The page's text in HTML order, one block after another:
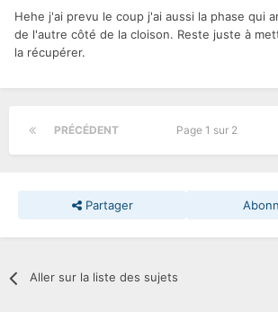
Hehe j'ai prevu le coup j'ai aussi la phase qui
de l'autre côté de la cloison. Reste juste à
la récupérer.
PRÉCÉDENT Page 1 sur 2
Partager
Aller sur la liste des sujets